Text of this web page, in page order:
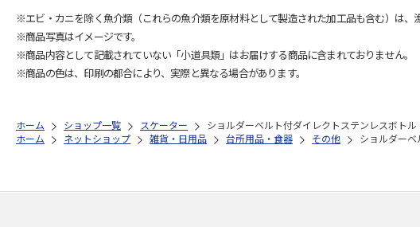
※エビ・カニを除く魚介類（これらの魚介類を原材料として製造された加工品も含む）は
※商品写真はイメージです。
※商品内容として記載されていない「小道具類」はお届けする商品に含まれておりません。
※商品の色は、印刷の都合により、実際と異なる場合があります。
ホーム ショップ一覧 スケーター
ショルダーベルト付ダイレクトステンレスボト
ホーム
ネットショップ 雑貨・日用品 台所用品・食器 その他 ショルダー